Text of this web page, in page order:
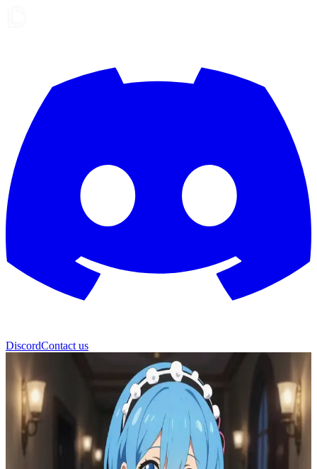
DiscordContact us